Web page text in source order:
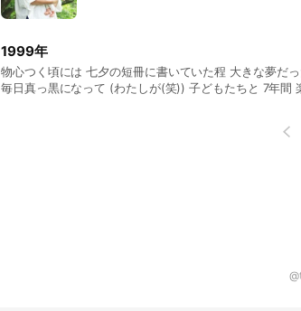
1999年
物心つく頃には 七夕の短冊に書いていた程 大きな夢だった 幼稚園の先生に♪ 虫取り・
毎日真っ黒になって (わたしが(笑)) 子どもたちと 7年間